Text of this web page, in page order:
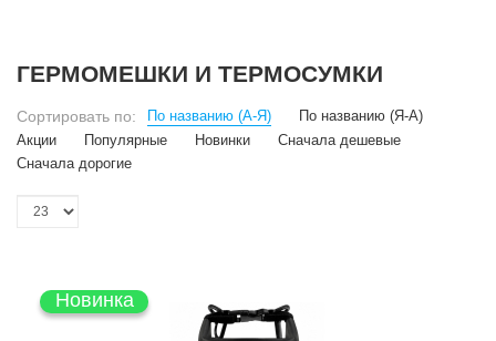
ГЕРМОМЕШКИ И ТЕРМОСУМКИ
Сортировать по: По названию (А-Я)
По названию (Я-А)
Акции
Популярные Новинки
Сначала дешевые
Сначала дорогие
Новинка